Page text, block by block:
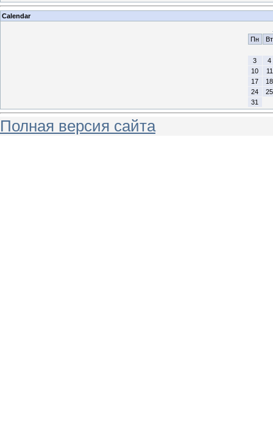
Calendar
Пн
Вт
3
4
10
11
17
18
24
25
31
Полная версия сайта